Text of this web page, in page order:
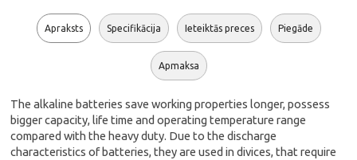
Apraksts Specifikācija Ieteiktās preces Piegāde
Apmaksa
The alkaline batteries save working properties longer, possess
bigger capacity, life time and operating temperature range
compared with the heavy duty. Due to the discharge
characteristics of batteries, they are used in divices, that require